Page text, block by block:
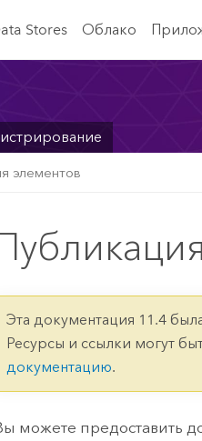
Stores Облако
элементов
Эта документация 11.4
Ресурсы и ссылки могут
документацию.
можете предоставить